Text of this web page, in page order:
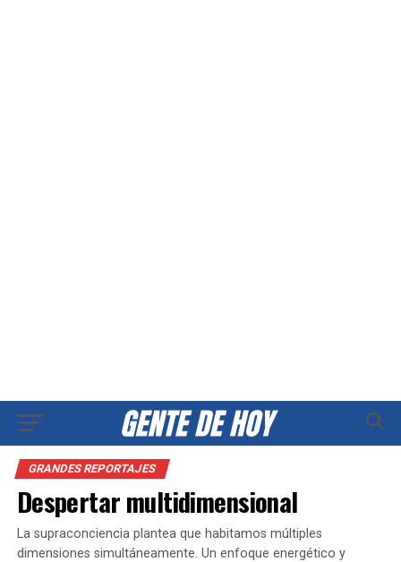
GRANDES REPORTAJES
Despertar multidimensional
La supraconciencia plantea que habitamos múltiples
dimensiones simultáneamente. Un enfoque energético y